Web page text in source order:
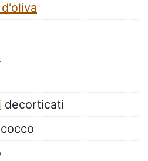
decorticati